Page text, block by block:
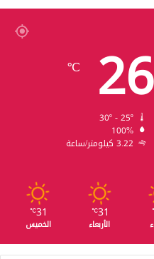
26
℃
100%
3.22 كيلومتر/ساعة
31
℃
الأربعاء
31
℃
الخميس